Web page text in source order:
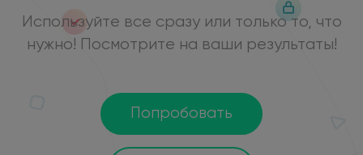
Используйте все сразу или только то, что
нужно! Посмотрите на ваши результаты!
Попробовать